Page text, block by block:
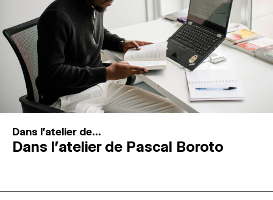
Dans l'atelier de...
Dans l’atelier de Pascal Boroto